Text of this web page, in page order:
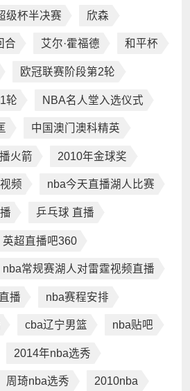
级杯半决赛 欣森
合 艾尔·霍福德 和平杯
欧冠联赛阶段第2轮
轮 NBA名人堂入选仪式
中国澳门澳科精英
火箭 2010年金球奖
频 nba今天直播湖人比赛
乒乓球 直播
英超直播吧360
nba常规赛湖人对雷霆视频直播
播 nba赛程安排
cba辽宁男篮 nba贴吧
2014年nba选秀
周琦nba选秀 2010nba